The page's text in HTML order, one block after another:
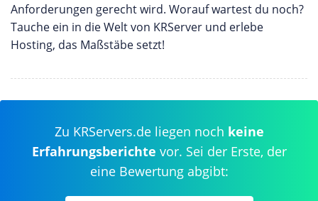
Anforderungen gerecht wird. Worauf wartest du noch?
Tauche ein in die Welt von KRServer und erlebe
Hosting, das Maßstäbe setzt!
Zu KRServers.de liegen noch keine
Erfahrungsberichte vor. Sei der Erste, der
eine Bewertung abgibt: